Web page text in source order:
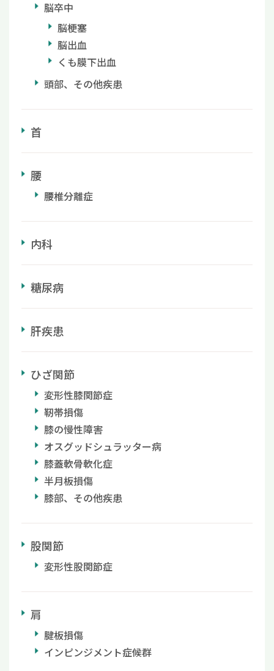
脳卒中
脳梗塞
脳出血
くも膜下出血
頭部、その他疾患
首
腰
腰椎分離症
内科
糖尿病
肝疾患
ひざ関節
変形性膝関節症
靭帯損傷
膝の慢性障害
オスグッドシュラッター病
膝蓋軟骨軟化症
半月板損傷
膝部、その他疾患
股関節
変形性股関節症
肩
腱板損傷
インピンジメント症候群